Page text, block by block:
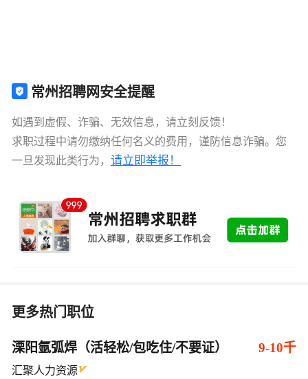
常州招聘网安全提醒
如遇到虚假、诈骗、无效信息，请立刻反馈！
求职过程中请勿缴纳任何名义的费用，谨防信息诈骗。您
一旦发现此类行为， 请立即举报！
更多热门职位
溧阳氩弧焊（活轻松/包吃住/不要证） 9-10千
汇聚人力资源